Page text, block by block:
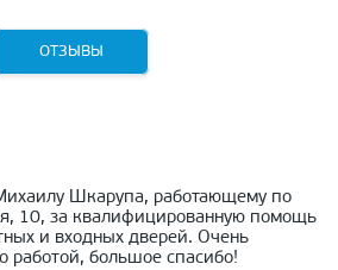
ОТЗЫВЫ
Шкарупа, работающему по
10, за квалифицированную помощь
и входных дверей. Очень
работой, большое спасибо!